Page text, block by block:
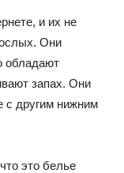
и их не
Они
обладают
запах. Они
с другим нижним
это белье